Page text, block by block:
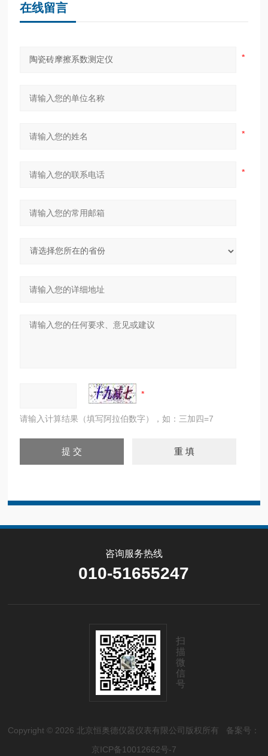
在线留言
请输入计算结果（填写阿拉伯数字），如：三加四=7
咨询服务热线
010-51655247
扫
描
微
信
号
Copyright © 2026 北京恒奥德仪器仪表有限公司版权所有 备案号：
京ICP备10012662号-7